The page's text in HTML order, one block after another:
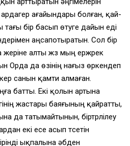
ағайындары болған, қай-
бір басып өтуге дайын еді
аңсапотыратын. Сол бір
алты жүз мың ержүрек
Орда да өзінің нағыз өркендеп
санын қамти алмаған.
батты. Екі қолын артына
жастары баяғының қайратты,
да татымайтынын, біртүрлілеу
екі есе асып түсетін
ықпалына әбден